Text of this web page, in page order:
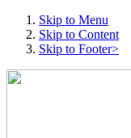
Skip to Menu
Skip to Content
Skip to Footer>